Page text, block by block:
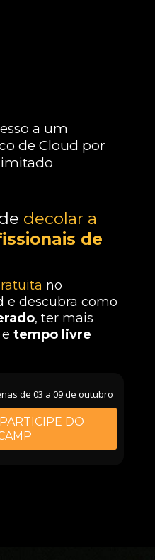
decolar a
de
de 03 a 09 de outubro
a um
de Cloud por
no
e descubra como
e tempo livre
DO